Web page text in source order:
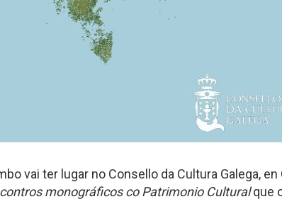
vai ter lugar no Consello da Cultura Galega,
monográficos co Patrimonio Culturalque